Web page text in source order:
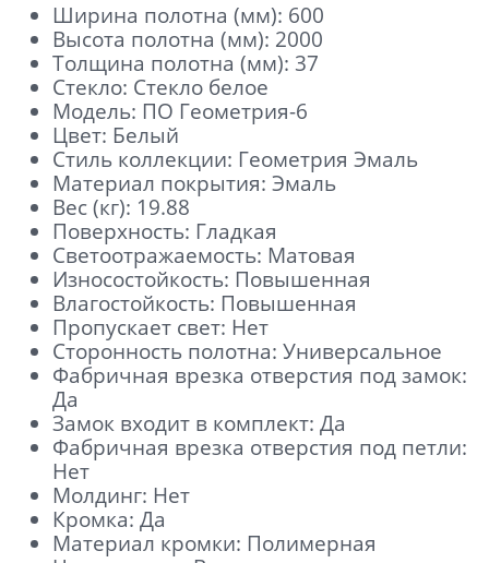
Ширина полотна (мм): 600
Высота полотна (мм): 2000
Толщина полотна (мм): 37
Стекло: Стекло белое
Модель: ПО Геометрия-6
Цвет: Белый
Стиль коллекции: Геометрия Эмаль
Материал покрытия: Эмаль
Вес (кг): 19.88
Поверхность: Гладкая
Светоотражаемость: Матовая
Износостойкость: Повышенная
Влагостойкость: Повышенная
Пропускает свет: Нет
Сторонность полотна: Универсальное
Фабричная врезка отверстия под замок:
Да
Замок входит в комплект: Да
Фабричная врезка отверстия под петли:
Нет
Молдинг: Нет
Кромка: Да
Материал кромки: Полимерная